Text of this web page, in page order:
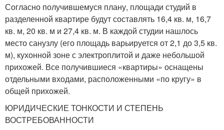
Согласно получившемуся плану, площади студий в
разделенной квартире будут составлять 16,4 кв. м, 16,7
кв. м, 20 кв. м и 27,4 кв. м. В каждой студии нашлось
место санузлу (его площадь варьируется от 2,1 до 3,5 кв.
м), кухонной зоне с электроплитой и даже небольшой
прихожей. Все получившиеся «квартиры» оснащены
отдельными входами, расположенными «по кругу» в
общей прихожей.
ЮРИДИЧЕСКИЕ ТОНКОСТИ И СТЕПЕНЬ
ВОСТРЕБОВАННОСТИ